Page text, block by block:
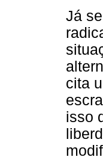
Já
cita
isso